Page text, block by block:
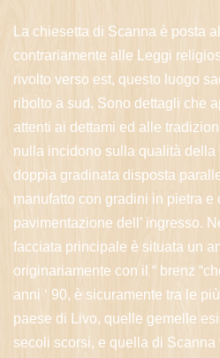
La chiesetta di Scanna è posta
contrariamente alle Leggi
rivolto verso est, questo luogo
ribolto a sud. Sono dettagli che
attenti ai dettami ed alle
nulla incidono sulla qualità della
doppia gradinata disposta
manufatto con gradini in pietra e
pavimentazione dell’ ingresso.
facciata principale è situata un
originariamente con il “ brenz
anni ‘ 90, è sicuramente tra le
paese di Livo, quelle gemelle
secoli scorsi, e quella di Scanna